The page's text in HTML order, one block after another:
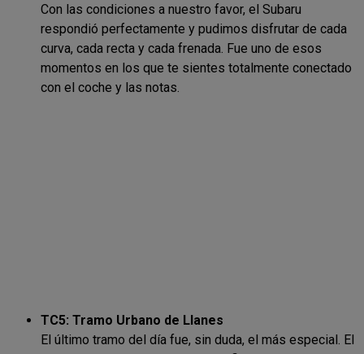
Con las condiciones a nuestro favor, el Subaru
respondió perfectamente y pudimos disfrutar de cada
curva, cada recta y cada frenada. Fue uno de esos
momentos en los que te sientes totalmente conectado
con el coche y las notas.
TC5: Tramo Urbano de Llanes
El último tramo del día fue, sin duda, el más especial. El